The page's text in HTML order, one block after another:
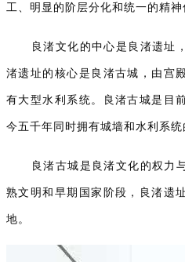
工、明显的阶层分化和统一的精神
良渚文化的中心是良渚遗址
渚遗址的核心是良渚古城，由宫
有大型水利系统。良渚古城是目
今五千年同时拥有城墙和水利系统
良渚古城是良渚文化的权力
熟文明和早期国家阶段，良渚遗
地。